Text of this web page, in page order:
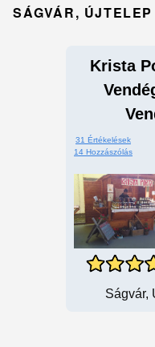
SÁGVÁR,
Krista
31 Értékelések
14 Hozzászólás
Ságvár,